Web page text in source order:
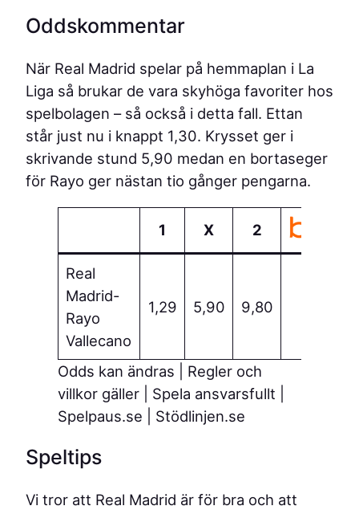
Oddskommentar
När Real Madrid spelar på hemmaplan i La
Liga så brukar de vara skyhöga favoriter hos
spelbolagen – så också i detta fall. Ettan
står just nu i knappt 1,30. Krysset ger i
skrivande stund 5,90 medan en bortaseger
för Rayo ger nästan tio gånger pengarna.
1 X 2
Real
Madrid-
Rayo
Vallecano
1,29 5,90 9,80
Odds kan ändras | Regler och
villkor gäller | Spela ansvarsfullt |
Spelpaus.se | Stödlinjen.se
Speltips
Vi tror att Real Madrid är för bra och att